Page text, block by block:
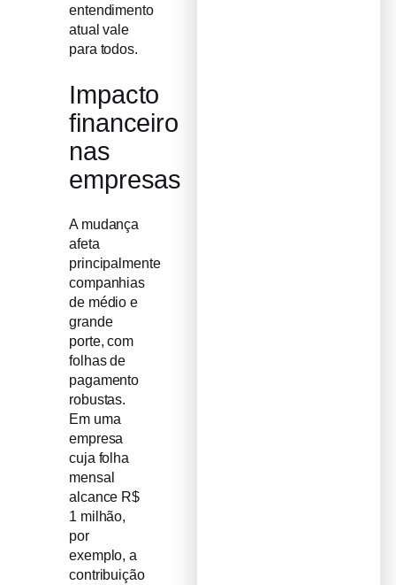
entendimento
atual vale
para todos.
Impacto
financeiro
nas
empresas
A mudança
afeta
principalmente
companhias
de médio e
grande
porte, com
folhas de
pagamento
robustas.
Em uma
empresa
cuja folha
mensal
alcance R$
1 milhão,
por
exemplo, a
contribuição